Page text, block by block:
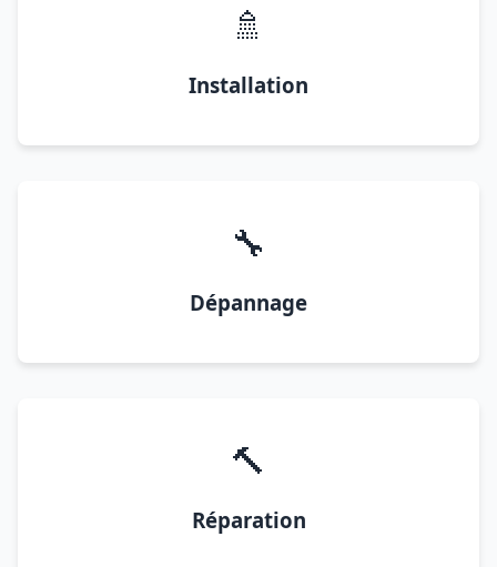
🚿
Installation
🔧
Dépannage
🔨
Réparation